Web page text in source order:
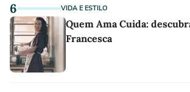
6 VIDA E ESTILO
Quem Ama Cuida:
Francesca